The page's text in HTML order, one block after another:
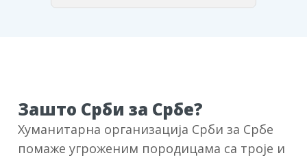
Зашто Срби за Србе?
Хуманитарна организација Срби за Србе
помаже угроженим породицама са троје и